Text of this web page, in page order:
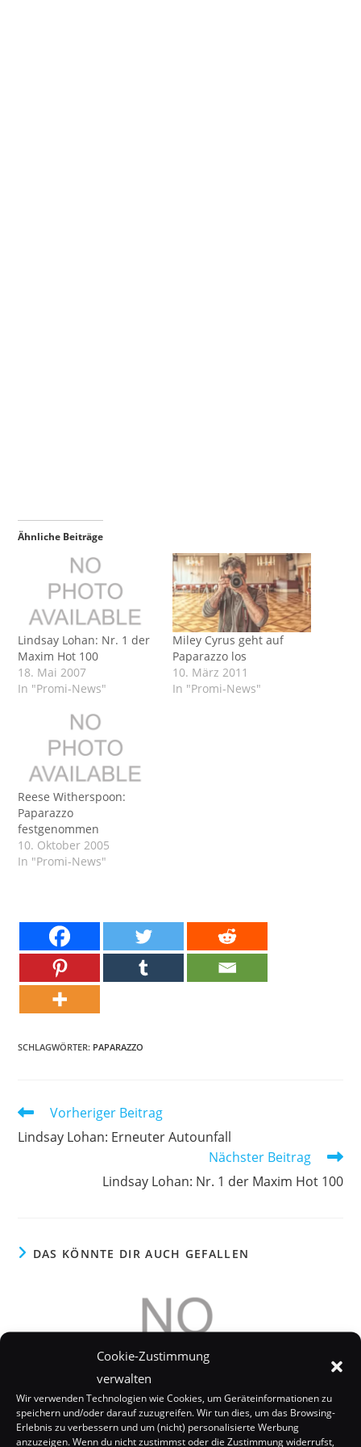
Cookie-Zustimmung
verwalten
Wir verwenden Technologien wie Cookies, um Geräteinformationen zu
speichern und/oder darauf zuzugreifen. Wir tun dies, um das Browsing-
Erlebnis zu verbessern und um (nicht) personalisierte Werbung
anzuzeigen. Wenn du nicht zustimmst oder die Zustimmung widerrufst,
Ähnliche Beiträge
Lindsay Lohan: Nr. 1 der
Maxim Hot 100
18. Mai 2007
In "Promi-News"
Miley Cyrus geht auf
Paparazzo los
10. März 2011
In "Promi-News"
Reese Witherspoon:
Paparazzo
festgenommen
10. Oktober 2005
In "Promi-News"
SCHLAGWÖRTER: PAPARAZZO
Weitere
ansehen
Vorheriger Beitrag
Lindsay Lohan: Erneuter Autounfall
Nächster Beitrag
Lindsay Lohan: Nr. 1 der Maxim Hot 100
DAS KÖNNTE DIR AUCH GEFALLEN